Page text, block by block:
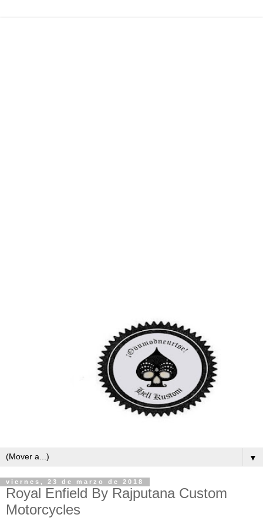
▼
viernes, 23 de marzo de 2018
Royal Enfield By Rajputana Custom
Motorcycles